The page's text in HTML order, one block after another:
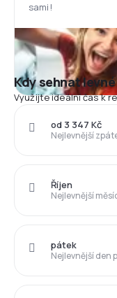
sami!
Kdy sehnat
Využijte ideální čas k
Nejlevnější
od 3 347 Kč
Nejlevnější
Říjen
Nejlevnější den
pátek